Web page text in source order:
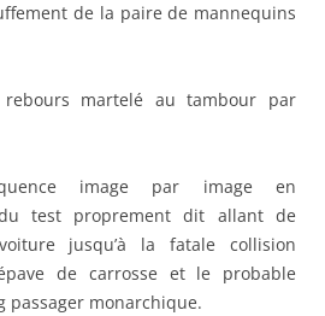
de la paire de mannequins
martelé au tambour par
image par image en
test proprement dit allant de
jusqu’à la fatale collision
de carrosse et le probable
passager monarchique.